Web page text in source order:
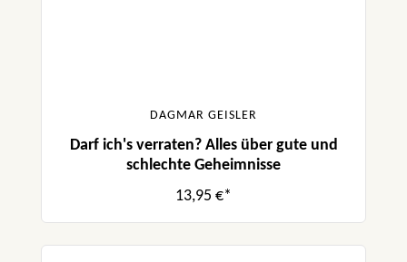
DAGMAR GEISLER
Darf ich's verraten? Alles über gute und
schlechte Geheimnisse
13,95 €*